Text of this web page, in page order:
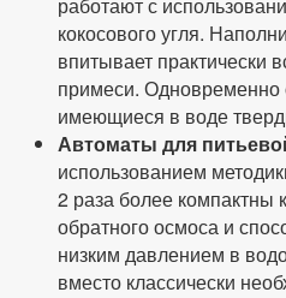
работают с
кокосового угля.
впитывает практически
примеси. Одновременно
имеющиеся в воде
Автоматы для
использованием
2 раза более компактны
обратного осмоса и
низким давлением в
вместо классически